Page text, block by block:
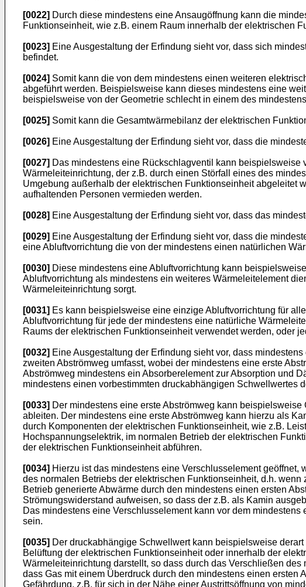
[0022] Durch diese mindestens eine Ansaugöffnung kann die
Funktionseinheit, wie z.B. einem Raum innerhalb der elektrischen
[0023] Eine Ausgestaltung der Erfindung sieht vor, dass sich
befindet.
[0024] Somit kann die von dem mindestens einen weiteren
abgeführt werden. Beispielsweise kann dieses mindestens eine
beispielsweise von der Geometrie schlecht in einem des
[0025] Somit kann die Gesamtwärmebilanz der elektrischen
[0026] Eine Ausgestaltung der Erfindung sieht vor, dass die
[0027] Das mindestens eine Rückschlagventil kann
Wärmeleiteinrichtung, der z.B. durch einen Störfall eines des
Umgebung außerhalb der elektrischen Funktionseinheit abgeleitet
aufhaltenden Personen vermieden werden.
[0028] Eine Ausgestaltung der Erfindung sieht vor, dass das
[0029] Eine Ausgestaltung der Erfindung sieht vor, dass die
eine Abluftvorrichtung die von der mindestens einen natürlichen
[0030] Diese mindestens eine Abluftvorrichtung kann
Abluftvorrichtung als mindestens ein weiteres Wärmeleitelement
Wärmeleiteinrichtung sorgt.
[0031] Es kann beispielsweise eine einzige Abluftvorrichtung für
Abluftvorrichtung für jede der mindestens eine natürliche
Raums der elektrischen Funktionseinheit verwendet werden, oder
[0032] Eine Ausgestaltung der Erfindung sieht vor, dass
zweiten Abströmweg umfasst, wobei der mindestens eine erste
Abströmweg mindestens ein Absorberelement zur Absorption und
mindestens einen vorbestimmten druckabhängigen Schwellwertes
[0033] Der mindestens eine erste Abströmweg kann
ableiten. Der mindestens eine erste Abströmweg kann hierzu als
durch Komponenten der elektrischen Funktionseinheit, wie z.B.
Hochspannungselektrik, im normalen Betrieb der elektrischen
der elektrischen Funktionseinheit abführen.
[0034] Hierzu ist das mindestens eine Verschlusselement
des normalen Betriebs der elektrischen Funktionseinheit, d.h.
Betrieb generierte Abwärme durch den mindestens einen ersten
Strömungswiderstand aufweisen, so dass der z.B. als Kamin
Das mindestens eine Verschlusselement kann vor dem
sein.
[0035] Der druckabhängige Schwellwert kann beispielsweise
Belüftung der elektrischen Funktionseinheit oder innerhalb der
Wärmeleiteinrichtung darstellt, so dass durch das Verschließen
dass Gas mit einem Überdruck durch den mindestens einen
Gefährdung, z.B. für sich in der Nähe einer Austrittsöffnung von